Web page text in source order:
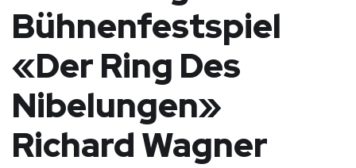
Bühnenfestspiel
«Der Ring Des
Nibelungen»
Richard Wagner